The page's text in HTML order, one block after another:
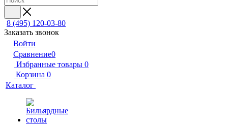
8 (495) 120-03-80
Заказать звонок
Войти
Сравнение0
Избранные товары 0
Корзина 0
Каталог